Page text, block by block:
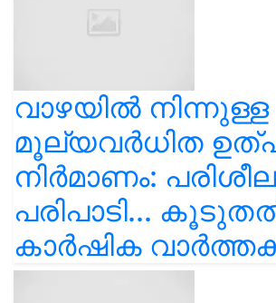
വാഴയിൽ നിന്നുള്ള
മൂല്യവർധിത
നിർമാണം:
പരിപാടി...
കാർഷിക